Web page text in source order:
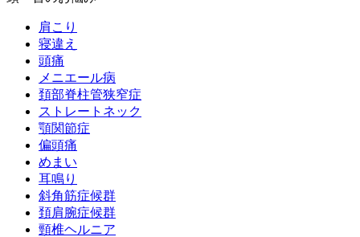
肩こり
寝違え
頭痛
メニエール病
頚部脊柱管狭窄症
ストレートネック
顎関節症
偏頭痛
めまい
耳鳴り
斜角筋症候群
頚肩腕症候群
頸椎ヘルニア